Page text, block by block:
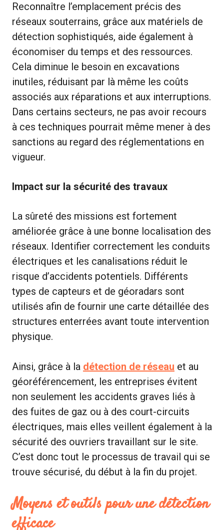
Reconnaître l’emplacement précis des
réseaux souterrains, grâce aux matériels de
détection sophistiqués, aide également à
économiser du temps et des ressources.
Cela diminue le besoin en excavations
inutiles, réduisant par là même les coûts
associés aux réparations et aux interruptions.
Dans certains secteurs, ne pas avoir recours
à ces techniques pourrait même mener à des
sanctions au regard des réglementations en
vigueur.
Impact sur la sécurité des travaux
La sûreté des missions est fortement
améliorée grâce à une bonne localisation des
réseaux. Identifier correctement les conduits
électriques et les canalisations réduit le
risque d’accidents potentiels. Différents
types de capteurs et de géoradars sont
utilisés afin de fournir une carte détaillée des
structures enterrées avant toute intervention
physique.
Ainsi, grâce à la détection de réseau et au
géoréférencement, les entreprises évitent
non seulement les accidents graves liés à
des fuites de gaz ou à des court-circuits
électriques, mais elles veillent également à la
sécurité des ouvriers travaillant sur le site.
C’est donc tout le processus de travail qui se
trouve sécurisé, du début à la fin du projet.
Moyens et outils pour une détection
efficace